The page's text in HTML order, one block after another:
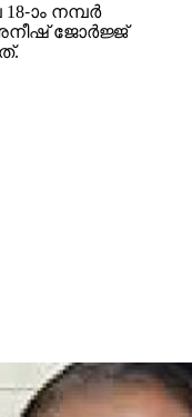
ാം നമ്പര്‍
ജോര്‍ജ്ജ്